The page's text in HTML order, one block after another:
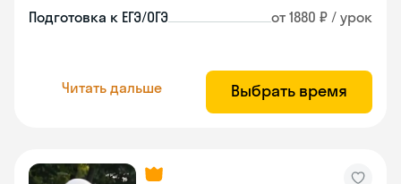
Подготовка к ЕГЭ/ОГЭ от 1880 ₽ / урок
Читать дальше Выбрать время